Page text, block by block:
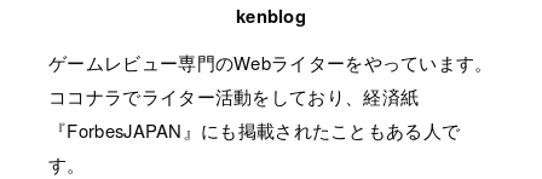
kenblog
ゲームレビュー専門のWebライターをやっています。
ココナラでライター活動をしており、経済紙
『ForbesJAPAN』にも掲載されたこともある人で
す。